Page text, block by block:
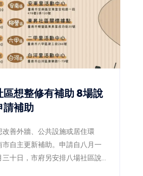
整修有補助 8場說
請補助
改善外牆、公共設施或居住環
市自主更新補助。申請自八月一
三十日，市府另安排八場社區說